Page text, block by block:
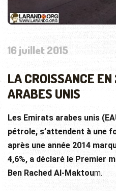
16 juillet 2015
LA CROISSANCE
ARABES UNIS
Les Emirats arabes unis
pétrole, s’attendent à une
après une année 2014
4,6%, a déclaré le Premier
Ben Rached Al-Maktoum.